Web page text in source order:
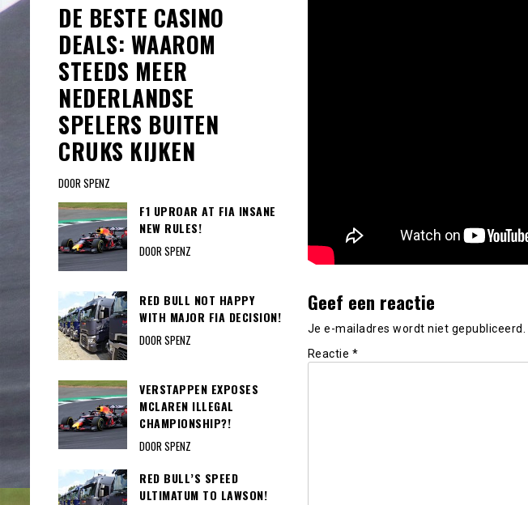
Geef een reactie
Je e-mailadres wordt niet gepubliceerd.
Reactie *
DE BESTE CASINO
DEALS: WAAROM
STEEDS MEER
NEDERLANDSE
SPELERS BUITEN
CRUKS KIJKEN
DOOR SPENZ
F1 UPROAR AT FIA INSANE
NEW RULES!
DOOR SPENZ
RED BULL NOT HAPPY
WITH MAJOR FIA DECISION!
DOOR SPENZ
VERSTAPPEN EXPOSES
MCLAREN ILLEGAL
CHAMPIONSHIP?!
DOOR SPENZ
RED BULL’S SPEED
ULTIMATUM TO LAWSON!